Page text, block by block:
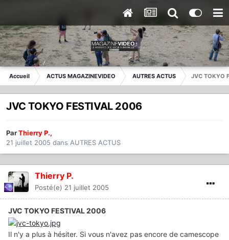
Accueil ACTUS MAGAZINEVIDEO AUTRES ACTUS JVC TOKYO
JVC TOKYO FESTIVAL 2006
ParThierry P.,
21 juillet 2005 dans AUTRES ACTUS
Thierry P.
Posté(e) 21 juillet 2005
JVC TOKYO FESTIVAL 2006
Il n'y a plus à hésiter. Si vous n'avez pas encore de camescope